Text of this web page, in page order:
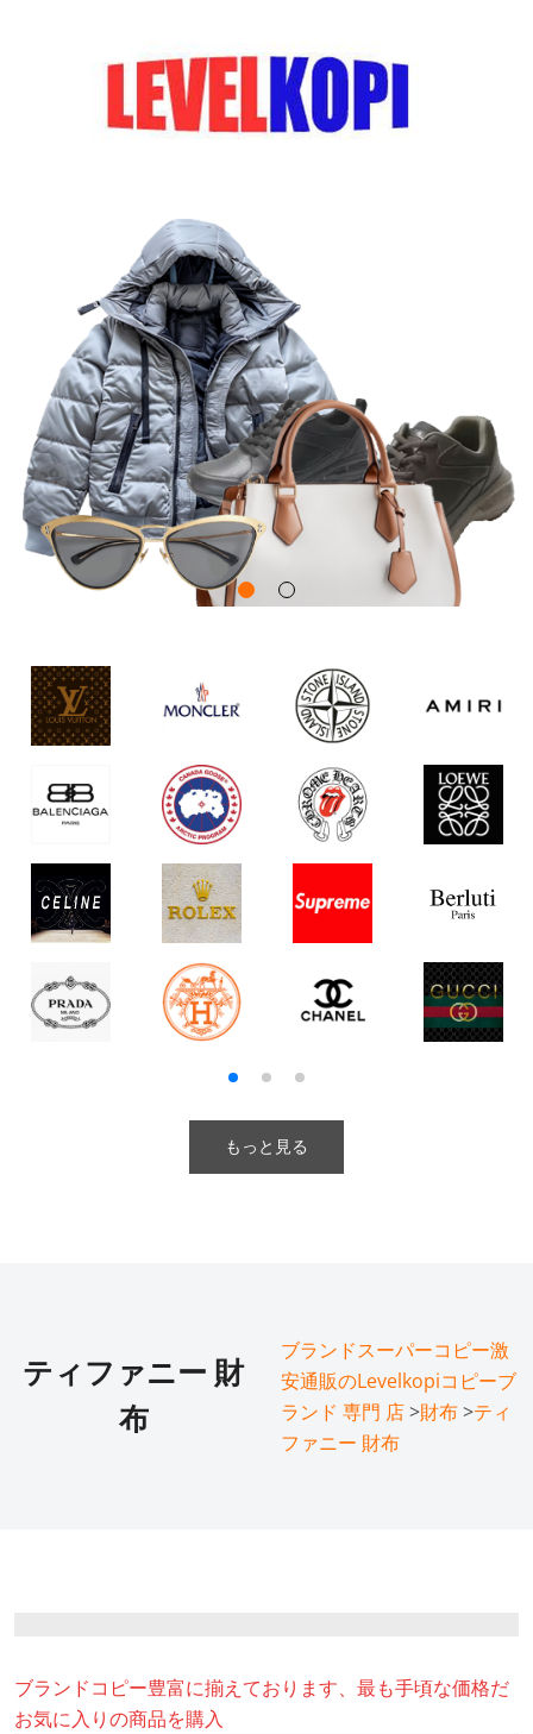
もっと見る
ティファニー 財
布
ブランドスーパーコピー激
安通販のLevelkopiコピーブ
ランド 専門 店>財布>ティ
ファニー 財布
ブランドコピー豊富に揃えております、最も手頃な価格だ
お気に入りの商品を購入